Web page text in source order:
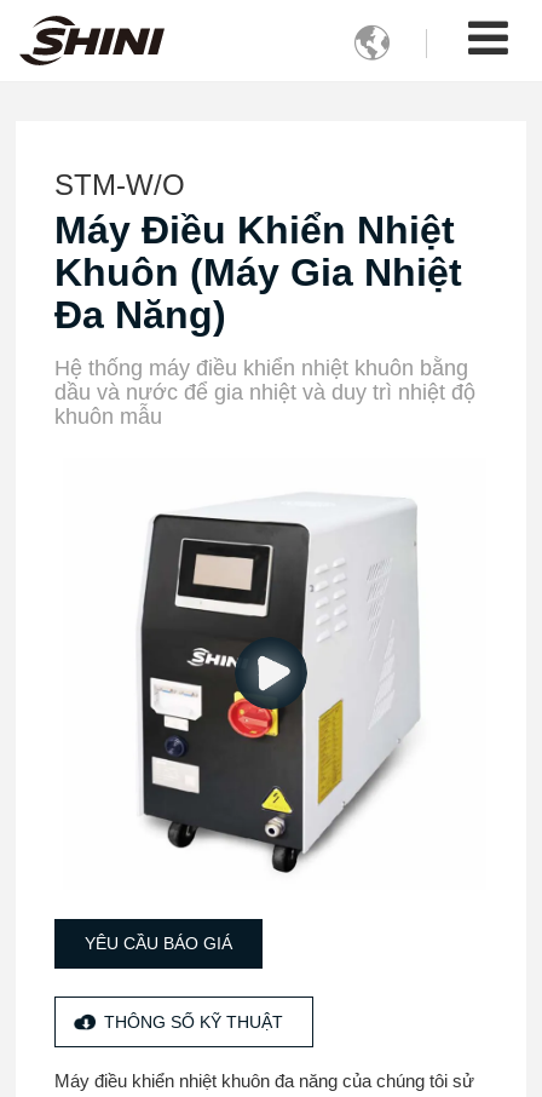

STM-W/O
Máy Điều Khiển Nhiệt
Khuôn (Máy Gia Nhiệt
Đa Năng)
Hệ thống máy điều khiển nhiệt khuôn bằng
dầu và nước để gia nhiệt và duy trì nhiệt độ
khuôn mẫu
YÊU CẦU BÁO GIÁ
THÔNG SỐ KỸ THUẬT
Máy điều khiển nhiệt khuôn đa năng của chúng tôi sử